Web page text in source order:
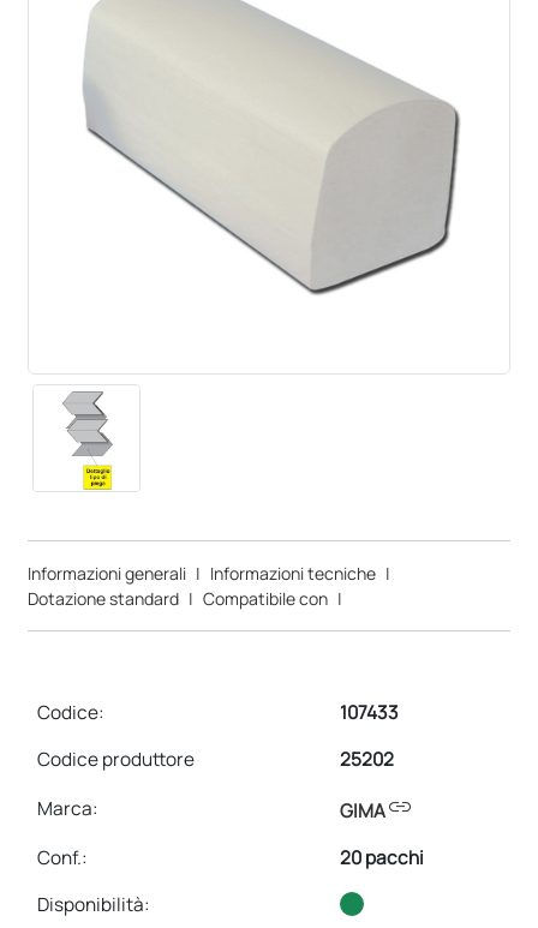
Informazioni generali | Informazioni tecniche |
Dotazione standard | Compatibile con |
Codice:
107433
Codice produttore
25202
Marca:
GIMAlink
Conf.:
20 pacchi
Disponibilità: